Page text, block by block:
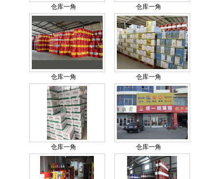
仓库一角 仓库一角
仓库一角 仓库一角
仓库一角 仓库一角